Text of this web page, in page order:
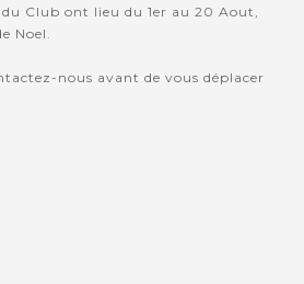
Club ont lieu du 1er au 20 Aout,
Noel.
nous avant de vous déplacer